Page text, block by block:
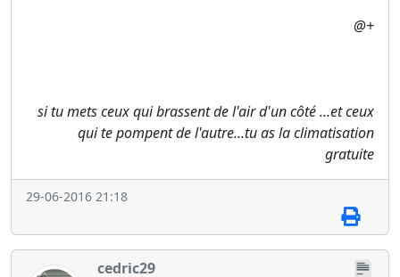
@+
si tu mets ceux qui brassent de l'air d'un côté ...et ceux
qui te pompent de l'autre...tu as la climatisation
gratuite
29-06-2016 21:18
cedric29